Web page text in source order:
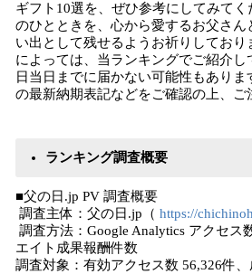
ギフト10選を、ぜひ参考にしてみてく
のひとときを、心から愛するお父さん
い出として残せるようお祈りしており
によっては、当ランキングでご紹介
日当日までに届かない可能性もあり
の最新納期表記などをご確認の上、ご
ランキング調査概要
■父の日.jp PV 調査概要
調査主体：父の日.jp（ https://
調査方法：Google Analytics アクセス
エイト成果報酬件数
調査対象：有効アクセス数 56,326件